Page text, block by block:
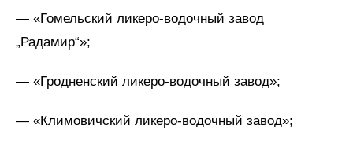
— «Гомельский ликеро-водочный завод
„Радамир“»;
— «Гродненский ликеро-водочный завод»;
— «Климовичский ликеро-водочный завод»;